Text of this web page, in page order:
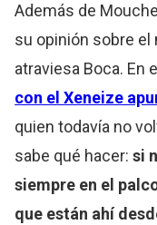
Además de
su opinión sobre
atraviesa Boca. En
con el Xeneize
quien todavía no
sabe qué hacer:si
siempre en el
que están ahí